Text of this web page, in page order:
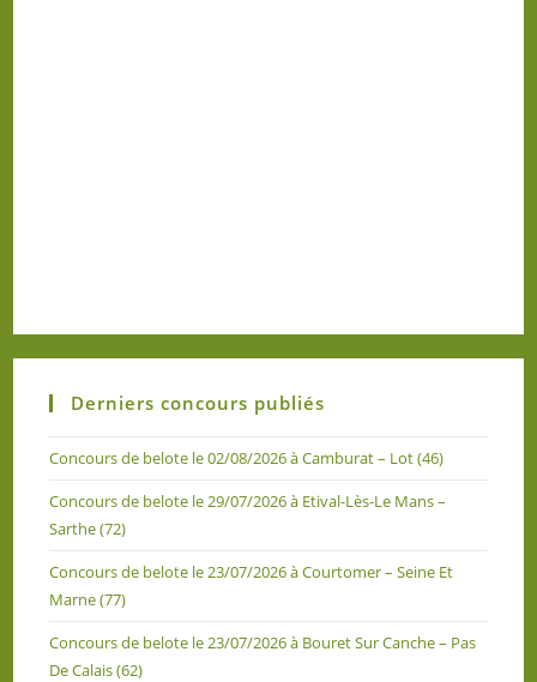
Derniers concours publiés
Concours de belote le 02/08/2026 à Camburat – Lot (46)
Concours de belote le 29/07/2026 à Etival-Lès-Le Mans –
Sarthe (72)
Concours de belote le 23/07/2026 à Courtomer – Seine Et
Marne (77)
Concours de belote le 23/07/2026 à Bouret Sur Canche – Pas
De Calais (62)